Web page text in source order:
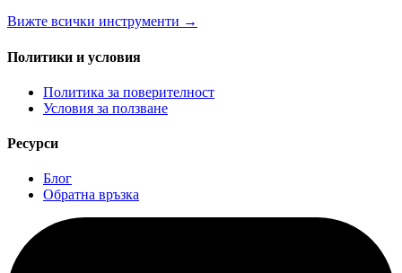
Вижте всички инструменти →
Политики и условия
Политика за поверителност
Условия за ползване
Ресурси
Блог
Обратна връзка